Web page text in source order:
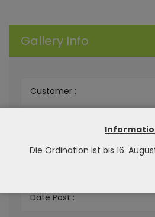
Gallery Info
Customer :
Category :
Date Post :
Die Ordination ist bis 16.